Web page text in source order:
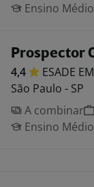
Ensino
Prospector
4,4 ESADE
São Paulo - SP
A combinar
Ensino